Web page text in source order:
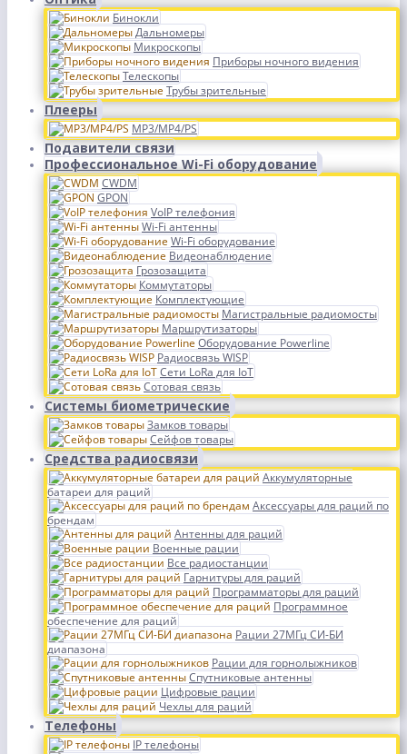
Бинокли
Дальномеры
Микроскопы
Приборы ночного видения
Телескопы
Трубы зрительные
Плееры
MP3/MP4/PS
Подавители связи
Профессиональное Wi-Fi оборудование
CWDM
GPON
VoIP телефония
Wi-Fi антенны
Wi-Fi оборудование
Видеонаблюдение
Грозозащита
Коммутаторы
Комплектующие
Магистральные радиомосты
Маршрутизаторы
Оборудование Powerline
Радиосвязь WISP
Сети LoRa для IoT
Сотовая связь
Системы биометрические
Замков товары
Сейфов товары
Средства радиосвязи
Аккумуляторные
батареи для раций
Аксессуары для раций по
брендам
Антенны для раций
Военные рации
Все радиостанции
Гарнитуры для раций
Программаторы для раций
Программное
обеспечение для раций
Рации 27МГц СИ-БИ
диапазона
Рации для горнолыжников
Спутниковые антенны
Цифровые рации
Чехлы для раций
Телефоны
IP телефоны